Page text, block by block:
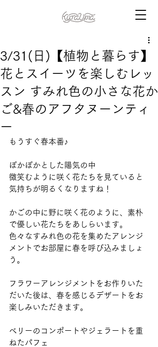
3/31(日)【植物と暮らす】
花とスイーツを楽しむレッ
スン すみれ色の小さな花か
ご&春のアフタヌーンティ
ー
もうすぐ春本番♪
ぽかぽかとした陽気の中
微笑むように咲く花たちを見ていると
気持ちが明るくなりますね！
かごの中に野に咲く花のように、素朴
で優しい花たちをあしらいます。
色々なすみれ色の花を集めたアレンジ
メントでお部屋に春を呼び込みましょ
う。
フラワーアレンジメントをお作りいた
だいた後は、春を感じるデザートをお
楽しみいただきます。
ベリーのコンポートやジェラートを重
ねたパフェ